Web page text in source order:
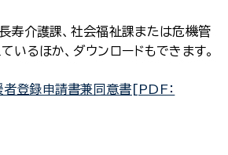
寿介護課、社会福祉課または危機管
いるほか、ダウンロードもできます。
登録申請書兼同意書[PDF：